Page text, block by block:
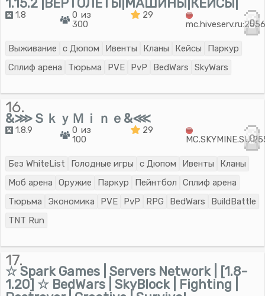
1.15.2 |ВЕРТОЛЁТЫ|МАШИНЫ|КЕЙСЫ|
1.8
0 из
300
29
0
Выживание с Дюпом Ивенты Кланы Кейсы
Паркур
Сплиф арена
Тюрьма PVE PvP BedWars SkyWars
16.
&⋙ＳｋｙＭｉｎｅ&⋘
1.8.9
0 из
100
29
0
Без WhiteList Голодные игры с Дюпом Ивенты
Кланы
Моб арена
Оружие Паркур Пейнтбол
Сплиф арена
Тюрьма
Экономика PVE PvP RPG BedWars
BuildBattle
TNT Run
17.
☆ Spark Games | Servers Network | [1.8-
1.20] ☆ BedWars | SkyBlock | Fighting |